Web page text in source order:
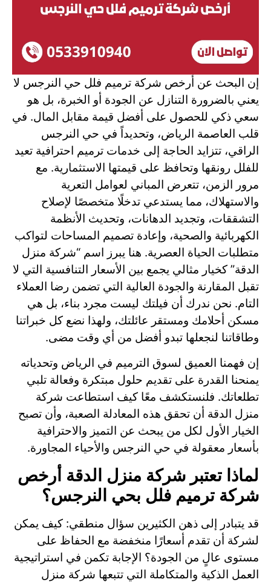
إن البحث عن أرخص شركة ترميم فلل حي النرجس لا
يعني بالضرورة التنازل عن الجودة أو الخبرة، بل هو
سعي ذكي للحصول على أفضل قيمة مقابل المال. في
قلب العاصمة الرياض، وتحديداً في حي النرجس
الراقي، تتزايد الحاجة إلى خدمات ترميم احترافية تعيد
للفلل رونقها وتحافظ على قيمتها الاستثمارية. مع
مرور الزمن، تتعرض المباني لعوامل التعرية
والاستهلاك، مما يستدعي تدخلًا متخصصًا لإصلاح
التشققات، وتجديد الدهانات، وتحديث الأنظمة
الكهربائية والصحية، وإعادة تصميم المساحات لتواكب
متطلبات الحياة العصرية. هنا يبرز اسم “شركة منزل
الدقة” كخيار مثالي يجمع بين الأسعار التنافسية التي لا
تقبل المقارنة والجودة العالية التي تضمن رضا العملاء
التام. نحن ندرك أن فيلتك ليست مجرد بناء، بل هي
مسكن أحلامك ومستقر عائلتك، ولهذا نضع كل خبراتنا
وطاقاتنا لنجعلها تبدو أفضل من أي وقت مضى.
إن فهمنا العميق لسوق الترميم في الرياض وتحدياته
يمنحنا القدرة على تقديم حلول مبتكرة وفعالة تلبي
تطلعاتك. فلنستكشف معًا كيف استطاعت شركة
منزل الدقة أن تحقق هذه المعادلة الصعبة، وأن تصبح
الخيار الأول لكل من يبحث عن التميز والاحترافية
بأسعار معقولة في حي النرجس والأحياء المجاورة.
لماذا تعتبر شركة منزل الدقة أرخص
شركة ترميم فلل بحي النرجس؟
قد يتبادر إلى ذهن الكثيرين سؤال منطقي: كيف يمكن
لشركة أن تقدم أسعارًا منخفضة مع الحفاظ على
مستوى عالٍ من الجودة؟ الإجابة تكمن في استراتيجية
العمل الذكية والمتكاملة التي تتبعها شركة منزل